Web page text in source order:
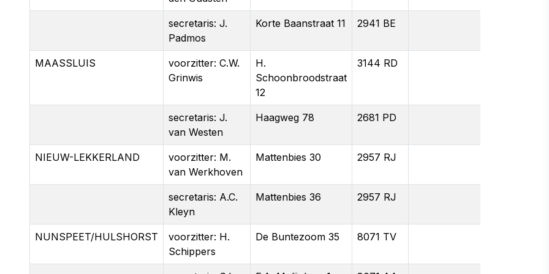
secretaris: J.
Padmos
Korte Baanstraat 11 2941 BE
MAASSLUIS
voorzitter: C.W.
Grinwis
H.
Schoonbroodstraat
12
3144 RD
secretaris: J.
van Westen
Haagweg 78 2681 PD
NIEUW-LEKKERLAND
voorzitter: M.
van Werkhoven
Mattenbies 30 2957 RJ
secretaris: A.C.
Kleyn
Mattenbies 36 2957 RJ
NUNSPEET/HULSHORST
voorzitter: H.
Schippers
De Buntezoom 35 8071 TV